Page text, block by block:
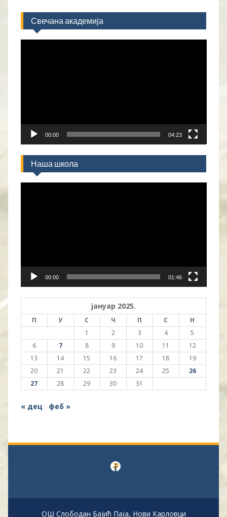
Свечана академија
00:00 04:23
Наша школа
00:00 01:46
јануар 2025.
П У С Ч П С
Н
1
2 3 4
5
6
7 8 9 10 11
12
13
14 15 16 17 18
19
20
21 22 23 24 25
26
27
28 29 30 31
« дец феб »
Facebook
ОШ Слободан Бајић Паја, Нови Карловци